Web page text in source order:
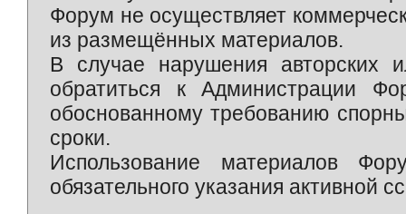
Форум не осуществляет
из размещённых материалов.
В случае нарушения авторских
обратиться к Администрации
обоснованному требованию
сроки.
Использование материалов
обязательного указания активной